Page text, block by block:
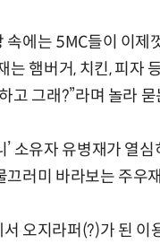
속에는 5MC들이 이제
는 햄버거, 치킨, 피
고 그래?”라며 놀라 묻
’ 소유자 유병재가 열
끄러미 바라보는 주우
오지라퍼(?)가 된